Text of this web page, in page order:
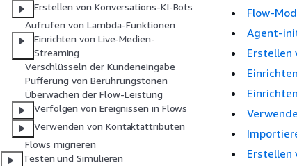
Erstellen von Konversations-KI-Bots
Aufrufen von Lambda-Funktionen
Einrichten von Live-Medien-
Streaming
Verschlüsseln der Kundeneingabe
Pufferung von Berührungstonen
Überwachen der Flow-Leistung
Verfolgen von Ereignissen in Flows
Verwenden von Kontaktattributen
Flows migrieren
Testen und Simulieren
Flow-
Agent-
Erstellen
Erstellen